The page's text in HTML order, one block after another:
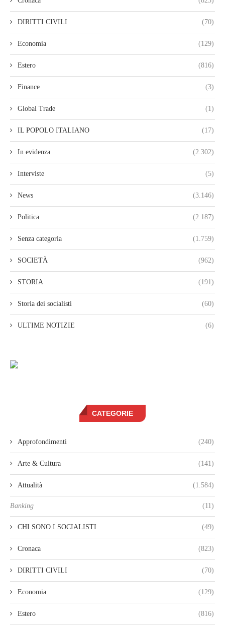
DIRITTI CIVILI (70)
Economia (129)
Estero (816)
Finance (3)
Global Trade (1)
IL POPOLO ITALIANO (17)
In evidenza (2.302)
Interviste (5)
News (3.146)
Politica (2.187)
Senza categoria (1.759)
SOCIETÀ (962)
STORIA (191)
Storia dei socialisti (60)
ULTIME NOTIZIE (6)
CATEGORIE
Approfondimenti (240)
Arte & Cultura (141)
Attualità (1.584)
Banking (11)
CHI SONO I SOCIALISTI (49)
Cronaca (823)
DIRITTI CIVILI (70)
Economia (129)
Estero (816)